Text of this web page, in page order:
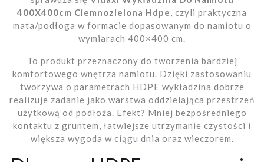
400X400cm Ciemnozielona Hdpe , czyli praktyczna
mata/podłoga w formacie dopasowanym do namiotu o
wymiarach 400×400 cm.
To produkt przeznaczony do tworzenia bardziej
komfortowego wnętrza namiotu. Dzięki zastosowaniu
tworzywa o parametrach HDPE wykładzina dobrze
realizuje zadanie jako warstwa oddzielająca przestrzeń
użytkową od podłoża. Efekt? Mniej bezpośredniego
kontaktu z gruntem, łatwiejsze utrzymanie czystości i
większa wygoda w ciągu dnia oraz wieczorem.